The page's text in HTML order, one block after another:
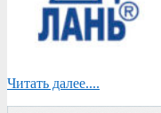
Читать далее....